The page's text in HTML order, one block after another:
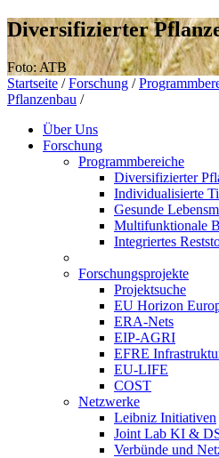
Diversifizierter
Foto: ATB
Startseite / Forschung /
Pflanzenbau /
Über Uns
Forschung
Programmbereiche
Diversifizierter
Individualisierte
Gesunde
Multifunktionale
Integriertes
Forschungsprojekte
Projektsuche
EU Horizon
ERA-Nets
EIP-AGRI
EFRE
EU-LIFE
COST
Netzwerke
Leibniz Initiativen
Joint Lab KI &
Verbünde und